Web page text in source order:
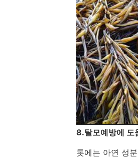
8.탈모예방에 도
톳에는 아연 성